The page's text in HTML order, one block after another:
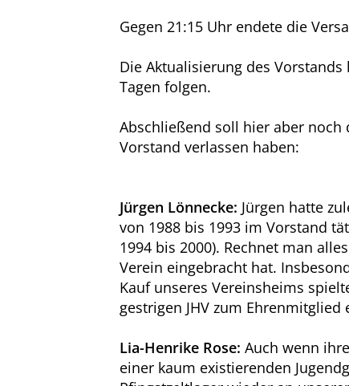
Gegen 21:15 Uhr endete die
Die Aktualisierung des
Tagen folgen.
Abschließend soll hier aber noch
Vorstand verlassen haben:
Jürgen Lönnecke: Jürgen hatte
von 1988 bis 1993 im Vorstand
1994 bis 2000). Rechnet man
Verein eingebracht hat.
Kauf unseres Vereinsheims
gestrigen JHV zum
Lia-Henrike Rose: Auch wenn
einer kaum existierenden